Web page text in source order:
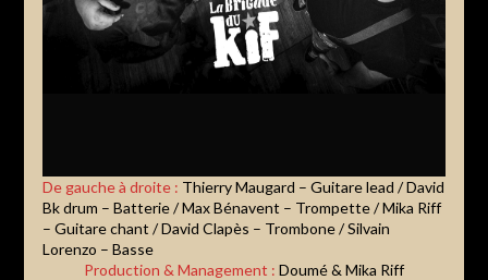
De gauche à droite : Thierry Maugard – Guitare lead / David
Bk drum – Batterie / Max Bénavent – Trompette / Mika Riff
– Guitare chant / David Clapès – Trombone / Silvain
Lorenzo – Basse
Production & Management : Doumé & Mika Riff